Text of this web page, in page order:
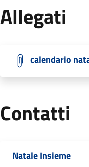
Allegati
calendario
Contatti
Natale Insieme